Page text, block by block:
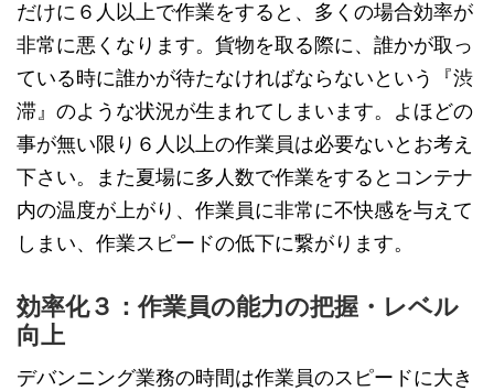
だけに６人以上で作業をすると、多くの場合効率が
非常に悪くなります。貨物を取る際に、誰かが取っ
ている時に誰かが待たなければならないという『渋
滞』のような状況が生まれてしまいます。よほどの
事が無い限り６人以上の作業員は必要ないとお考え
下さい。また夏場に多人数で作業をするとコンテナ
内の温度が上がり、作業員に非常に不快感を与えて
しまい、作業スピードの低下に繋がります。
効率化３：作業員の能力の把握・レベル
向上
デバンニング業務の時間は作業員のスピードに大き